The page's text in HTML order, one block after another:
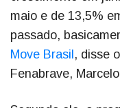
maio e de 13,5%
passado,
Move Brasil, disse
Fenabrave,